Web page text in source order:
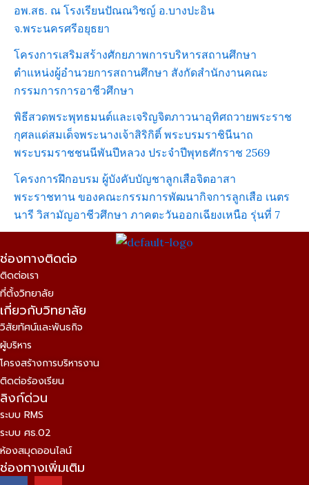
อพ.สธ. ณ โรงเรียนปัณณวิชญ์ อ.บางปะอิน
จ.พระนครศรีอยุธยา
โครงการเสริมสร้างศักยภาพการบริหารสถานศึกษา
ตำแหน่งผู้อำนวยการสถานศึกษา สังกัดสำนักงานคณะ
กรรมการการอาชีวศึกษา
พิธีสวดพระพุทธมนต์และเจริญจิตภาวนาอุทิศถวายพระราช
กุศลแด่สมเด็จพระนางเจ้าสิริกิติ์ พระบรมราชินีนาถ
พระบรมราชชนนีพันปีหลวง ประจำปีพุทธศักราช 2569
โครงการฝึกอบรม ผู้บังคับบัญชาลูกเสือจิตอาสา
พระราชทาน ของคณะกรรมการพัฒนากิจการลูกเสือ เนตร
นารี วิสามัญอาชีวศึกษา ภาคตะวันออกเฉียงเหนือ รุ่นที่ 7
ช่องทางติดต่อ
ติดต่อเรา
ที่ตั้งวิทยาลัย
เกี่ยวกับวิทยาลัย
วิสัยทัศน์และพันธกิจ
ผู้บริหาร
โครงสร้างการบริหารงาน
ติดต่อร้องเรียน
ลิงก์ด่วน
ระบบ RMS
ระบบ ศธ.02
ห้องสมุดออนไลน์
ช่องทางเพิ่มเติม